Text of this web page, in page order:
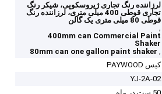
لرزاننده رنگ تجاری ژیروسکوپی، شیکر رنگ
تجاری قوطی 400 میلی متری، لرزاننده رنگ
قوطی 80 میلی متری یک گالن
,
400mm can Commercial Paint
Shaker
,
80mm can one gallon paint shaker
کیس PAYWOOD
YJ-2A-02